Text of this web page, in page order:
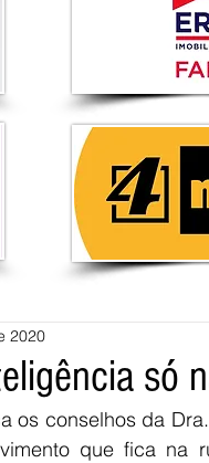
só
2020
os conselhos da
que fica na